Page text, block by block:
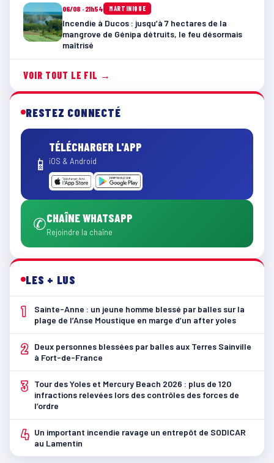
06/08 · 21h54 MARTINIQUE
Incendie à Ducos : jusqu’à 7 hectares de la
mangrove de Génipa détruits, le feu désormais
maîtrisé
VOIR TOUT LE FIL →
RESTEZ CONNECTÉ
📱
TÉLÉCHARGER L'APP
iOS & Android
✆CHAÎNE WHATSAPP
Rejoindre la chaîne
LES + LUS
1
Sainte-Anne : un jeune homme blessé par balles sur la
plage de l’Anse Moustique en marge d’un after yoles
2
Deux personnes blessées par balles aux Terres Sainville
à Fort-de-France
3
Tour des Yoles et Mercury Beach 2026 : plus de 120
infractions relevées lors des contrôles des forces de
l’ordre
4 Un important incendie ravage un entrepôt de SODICAR
au Lamentin